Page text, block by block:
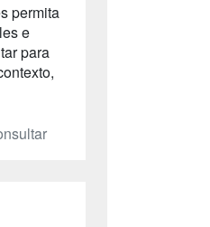
permita
e
para